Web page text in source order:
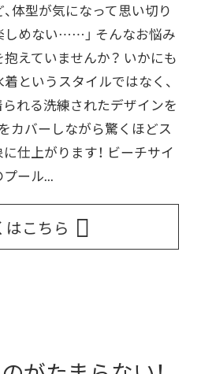
、体型が気になって思い切り
しめない……」 そんなお悩み
抱えていませんか？ いかにも
着というスタイルではなく、
れる洗練されたデザインを
カバーしながら驚くほどス
仕上がります！ ビーチサイ
ール...
はこちら